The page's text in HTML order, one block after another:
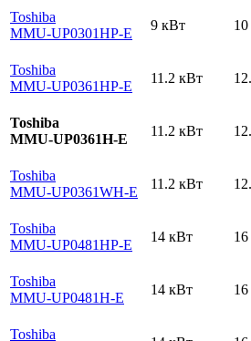
Toshiba
MMU-UP0301HP-E
9 кВт
Toshiba
MMU-UP0361HP-E
11.2 кВт
Toshiba
MMU-UP0361H-E
11.2 кВт
Toshiba
MMU-UP0361WH-E
11.2 кВт
Toshiba
MMU-UP0481HP-E
14 кВт
Toshiba
MMU-UP0481H-E
14 кВт
Toshiba